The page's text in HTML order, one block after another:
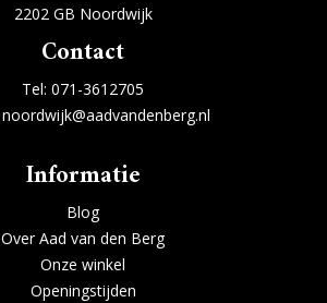
2202 GB Noordwijk
Contact
Tel: 071-3612705
noordwijk@aadvandenberg.nl
Informatie
Blog
Over Aad van den Berg
Onze winkel
Openingstijden